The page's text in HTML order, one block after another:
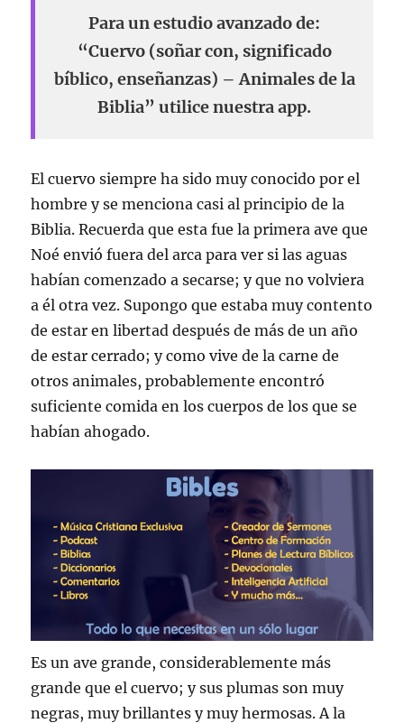
Para un estudio avanzado de:
“Cuervo (soñar con, significado
bíblico, enseñanzas) – Animales de la
Biblia” utilice nuestra app.
El cuervo siempre ha sido muy conocido por el
hombre y se menciona casi al principio de la
Biblia. Recuerda que esta fue la primera ave que
Noé envió fuera del arca para ver si las aguas
habían comenzado a secarse; y que no volviera
a él otra vez. Supongo que estaba muy contento
de estar en libertad después de más de un año
de estar cerrado; y como vive de la carne de
otros animales, probablemente encontró
suficiente comida en los cuerpos de los que se
habían ahogado.
Es un ave grande, considerablemente más
grande que el cuervo; y sus plumas son muy
negras, muy brillantes y muy hermosas. A la